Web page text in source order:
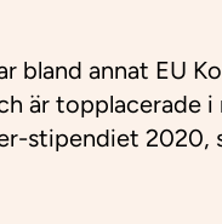
bland annat EU
är topplacerade
stipendiet 2020,